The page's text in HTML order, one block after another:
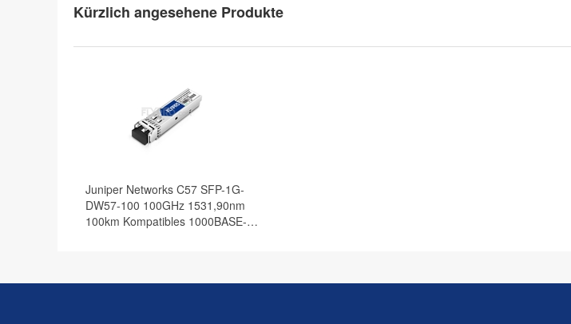
Kürzlich angesehene Produkte
Juniper Networks C57 SFP-1G-
DW57-100 100GHz 1531,90nm
100km Kompatibles 1000BASE-